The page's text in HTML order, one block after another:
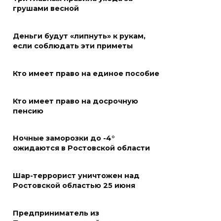
В Волгодонске мужчина
бывшей жены, эвакуированы
7 человек
08 августа 2026 13:19
жителей Ростовской области
08 августа 2026 10:49
эвакуированных с пляжа в
Новороссийске
грушами весной
Деньги будут «липнуть» к рукам,
если соблюдать эти приметы
Кто имеет право на единое пособие
Кто имеет право на досрочную
пенсию
Ночные заморозки до -4°
ожидаются в Ростовской области
Шар-террорист уничтожен над
Ростовской областью 25 июня
Предприниматель из